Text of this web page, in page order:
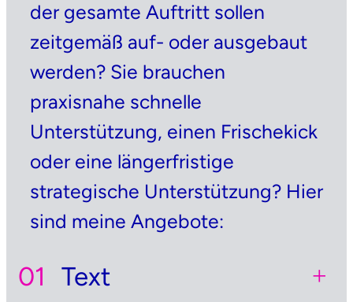
der gesamte Auftritt sollen
zeitgemäß auf- oder ausgebaut
werden? Sie brauchen
praxisnahe schnelle
Unterstützung, einen Frischekick
oder eine längerfristige
strategische Unterstützung? Hier
sind meine Angebote:
Text +